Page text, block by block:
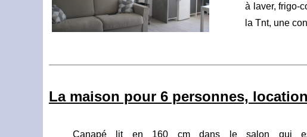
à laver, frigo-
la Tnt, une
La maison pour 6 personnes,
Canapé lit en 160 cm dans le salon qui